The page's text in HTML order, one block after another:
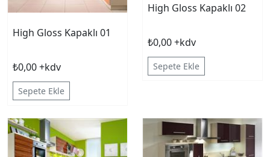
High Gloss Kapaklı 01
₺0,00 +kdv
Sepete Ekle
High Gloss Kapaklı 02
₺0,00 +kdv
Sepete Ekle